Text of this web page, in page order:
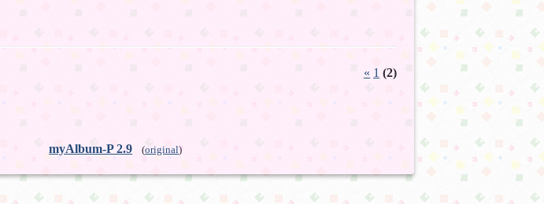
« 1 (2)
myAlbum-P 2.9 (original)